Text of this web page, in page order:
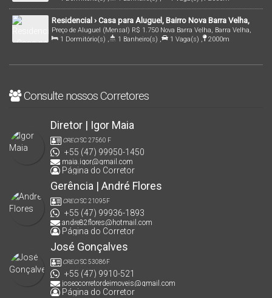
Distância do Mar
Residencial › Casa para Aluguel, Bairro Nova Barra Velha,
em Barra Velha/Sc | Cód.: 2860
R$ 1.750
Preço de Aluguel (Mensal)
Nova Barra Velha, Barra Velha,
Santa Catarina, Brasil
1 Dormitório(s) , 1 Banheiro(s) , 1 Vaga(s) ,
2000m
Consulte nossos Corretores
Diretor | Igor Maia
CRECISC 27560 F
+55 (47) 99950-1450
maia.igor@gmail.com
Página do Corretor
Gerência | André Flores
CRECISC 21095F
+55 (47) 99936-1893
andre82flores@hotmail.com
Página do Corretor
José Gonçalves
CRECISC 53086F
+55 (47) 9910-521
joseocorretordeimoveis@gmail.com
Página do Corretor